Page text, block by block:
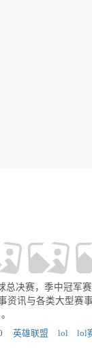
总决赛，季中冠军
资讯与各类大型赛
英雄联盟 lol lol